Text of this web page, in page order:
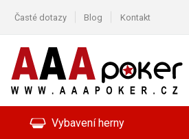
Časté dotazy Blog Kontakt
Vybavení herny